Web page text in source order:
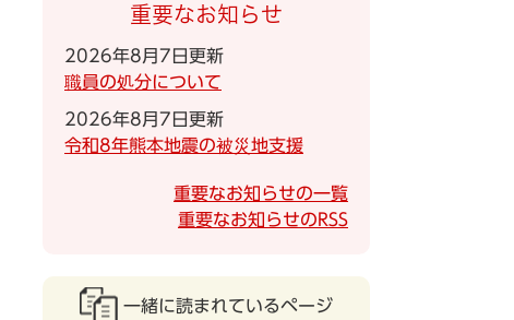
重要なお知らせ
2026年8月7日更新
職員の処分について
2026年8月7日更新
令和8年熊本地震の被災地支援
重要なお知らせの一覧
重要なお知らせのRSS
一緒に読まれているページ